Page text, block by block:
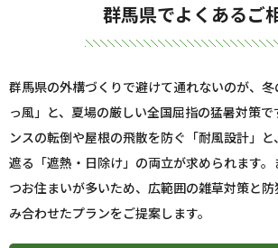
群馬県でよくあるご
群馬県の外構づくりで避けて通れないのが、
っ風」と、夏場の厳しい全国屈指の猛暑対策で
ンスの転倒や屋根の飛散を防ぐ「耐風設計」
遮る「遮熱・日除け」の両立が求められます
つお住まいが多いため、広範囲の雑草対策と
み合わせたプランをご提案します。